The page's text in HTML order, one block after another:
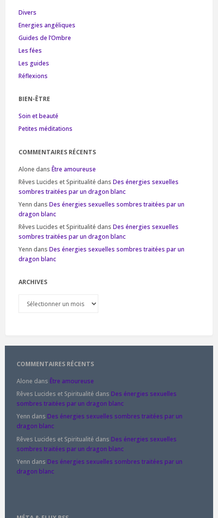
Divers
Energies angéliques
Guides de l’Ombre
Les fées
Les guides
Réflexions
BIEN-ÊTRE
Soin et beauté
Petites méditations
COMMENTAIRES RÉCENTS
Alone dans Être amoureuse
Rêves Lucides et Spiritualité dans Des énergies sexuelles
sombres traitées par un dragon blanc
Yenn dans Des énergies sexuelles sombres traitées par un
dragon blanc
Rêves Lucides et Spiritualité dans Des énergies sexuelles
sombres traitées par un dragon blanc
Yenn dans Des énergies sexuelles sombres traitées par un
dragon blanc
ARCHIVES
COMMENTAIRES RÉCENTS
Alone dans Être amoureuse
Rêves Lucides et Spiritualité dans Des énergies sexuelles
sombres traitées par un dragon blanc
Yenn dans Des énergies sexuelles sombres traitées par un
dragon blanc
Rêves Lucides et Spiritualité dans Des énergies sexuelles
sombres traitées par un dragon blanc
Yenn dans Des énergies sexuelles sombres traitées par un
dragon blanc